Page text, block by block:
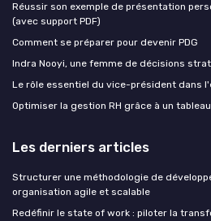
Réussir son exemple de présentation
(avec support PDF)
Comment se préparer pour devenir PDG
Indra Nooyi, une femme de décisions
Le rôle essentiel du vice-président dans
Optimiser la gestion RH grâce à un
Les derniers articles
Structurer une méthodologie de
organisation agile et scalable
Redéfinir le state of work : piloter la